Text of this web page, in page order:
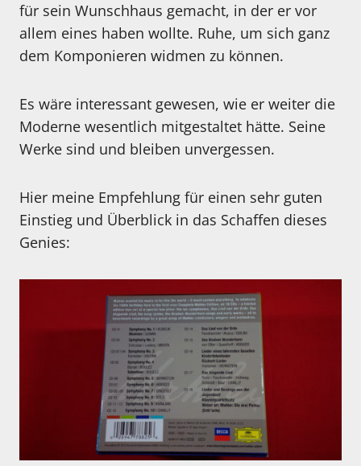
für sein Wunschhaus gemacht, in der er vor
allem eines haben wollte. Ruhe, um sich ganz
dem Komponieren widmen zu können.
Es wäre interessant gewesen, wie er weiter die
Moderne wesentlich mitgestaltet hätte. Seine
Werke sind und bleiben unvergessen.
Hier meine Empfehlung für einen sehr guten
Einstieg und Überblick in das Schaffen dieses
Genies: